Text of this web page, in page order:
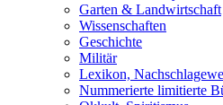
Garten & Landwirtschaft
Wissenschaften
Geschichte
Militär
Lexikon,
Nummerierte limitierte